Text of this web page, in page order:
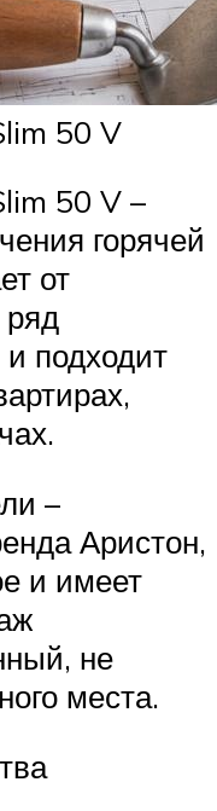
50 V
50 V –
горячей
от
ряд
подходит
–
Аристон,
и имеет
не
места.